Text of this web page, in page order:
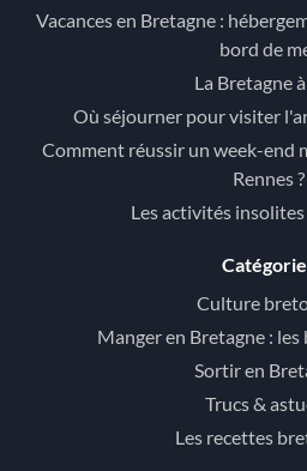
Vacances en Bretagne :
bord de
La Bretagne
Où séjourner pour visiter
Comment réussir un week-end
Rennes ?
Les activités
Culture
Manger en Bretagne : les
Sortir en
Trucs &
Les recettes